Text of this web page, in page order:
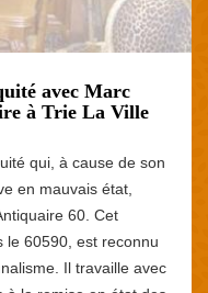
avec Marc
à Trie La Ville
qui, à cause de son
en mauvais état,
60. Cet
le 60590, est reconnu
Il travaille avec